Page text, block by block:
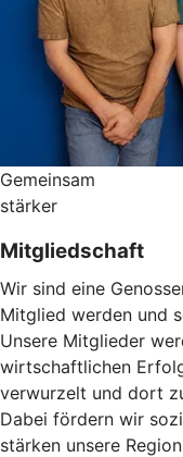
Gemeinsam
stärker
Mitgliedschaft
Wir sind eine
Mitglied werden und
Unsere Mitglieder
wirtschaftlichen
verwurzelt und dort
Dabei fördern wir
stärken unsere